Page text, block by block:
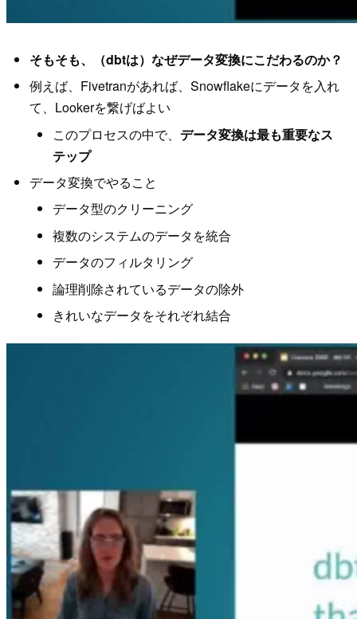
そもそも、（dbtは）なぜデータ変換にこだわるのか？
例えば、Fivetranがあれば、Snowflakeにデータを入れ
て、Lookerを繋げばよい
このプロセスの中で、 データ変換は最も重要なス
テップ
データ変換でやること
データ型のクリーニング
複数のシステムのデータを統合
データのフィルタリング
論理削除されているデータの除外
きれいなデータをそれぞれ結合